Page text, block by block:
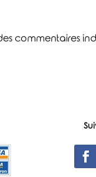
commentaires